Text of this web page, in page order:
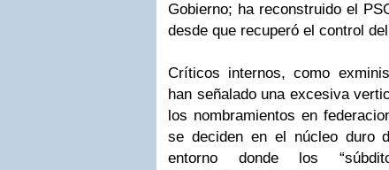
Gobierno; ha reconstruido el
desde que recuperó el control
Críticos internos, como
han señalado una excesiva
los nombramientos en
se deciden en el núcleo duro
entorno donde los